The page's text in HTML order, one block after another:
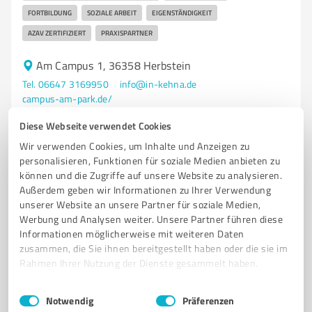
Diese Webseite verwendet Cookies
Wir verwenden Cookies, um Inhalte und Anzeigen zu
personalisieren, Funktionen für soziale Medien anbieten zu
können und die Zugriffe auf unsere Website zu analysieren.
Außerdem geben wir Informationen zu Ihrer Verwendung
unserer Website an unsere Partner für soziale Medien,
Werbung und Analysen weiter. Unsere Partner führen diese
Informationen möglicherweise mit weiteren Daten
zusammen, die Sie ihnen bereitgestellt haben oder die sie im
Rahmen Ihrer Nutzung der Dienste gesammelt haben.
Impressum Datenschutzbestimmungen
Einwilligungsauswahl
Notwendig Präferenzen
FORTBILDUNG SOZIALE ARBEIT EIGENSTÄNDIGKEIT
AZAV ZERTIFIZIERT PRAXISPARTNER
Am Campus 1, 36358 Herbstein
Tel. 06647 3169950
info@in-kehna.de
campus-am-park.de/
7Bewertungen (1 Quelle)
5 Bildung, Ausbildung & Weiterbildung
Cornelia-Funke-Schule Schwalmtal
Grundschule Cornelia-Funke-Schule Schwalmtal mit
GRUNDSCHULE SCHWALMTAL BRAUERSCHWEND